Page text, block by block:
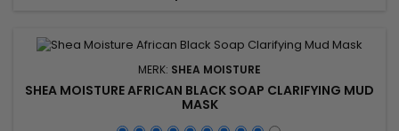
MERK: SHEA MOISTURE
SHEA MOISTURE AFRICAN BLACK SOAP CLARIFYING MUD
MASK